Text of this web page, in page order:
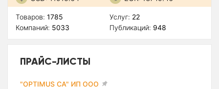
Товаров: 1785
Компаний: 5033
Услуг: 22
Публикаций: 948
ПРАЙС-ЛИСТЫ
"OPTIMUS CA" ИП ООО